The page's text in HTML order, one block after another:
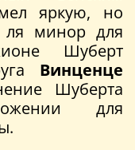
яркую, но
ля минор для
Шуберт
Винценце
Шуберта
для